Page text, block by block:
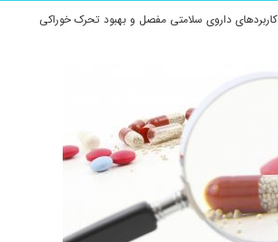
کاربردهای داروی سلامتی مفصل و بهبود تحرک خوراکی